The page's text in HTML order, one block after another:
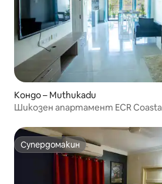
Кондо – Muthukadu
Шикозен апартамент ECR Coastal
Супердомакин
Супердомакин